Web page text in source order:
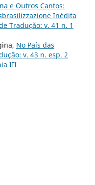
e Outros Cantos:
Inédita
Tradução: v. 41 n. 1
No País das
v. 43 n. esp. 2
III